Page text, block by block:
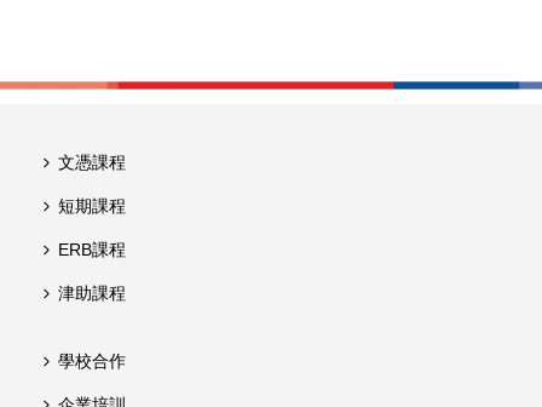
文憑課程
短期課程
ERB課程
津助課程
學校合作